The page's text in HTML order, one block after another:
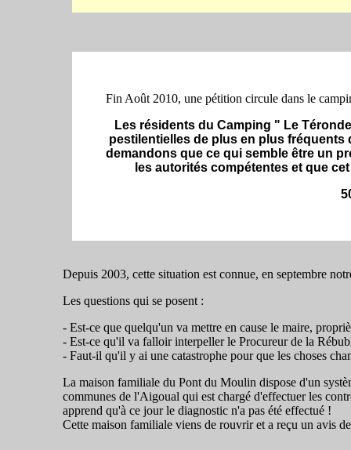
Fin Août 2010, une pétition circule dans le
Les résidents du Camping " Le
pestilentielles de plus en plus fréquents
demandons que ce qui semble être un
les autorités compétentes et que
Depuis 2003, cette situation est connue, en septembre
Les questions qui se posent :
- Est-ce que quelqu'un va mettre en cause le maire,
- Est-ce qu'il va falloir interpeller le Procureur de la
- Faut-il qu'il y ai une catastrophe pour que les choses
La maison familiale du Pont du Moulin dispose d'un
communes de l'Aigoual qui est chargé d'effectuer les
apprend qu'à ce jour le diagnostic n'a pas été effectué !
Cette maison familiale viens de rouvrir et a reçu un avis